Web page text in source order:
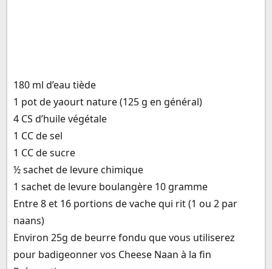
180 ml d’eau tiède
1 pot de yaourt nature (125 g en général)
4 CS d’huile végétale
1 CC de sel
1 CC de sucre
½ sachet de levure chimique
1 sachet de levure boulangère 10 gramme
Entre 8 et 16 portions de vache qui rit (1 ou 2 par
naans)
Environ 25g de beurre fondu que vous utiliserez
pour badigeonner vos Cheese Naan à la fin